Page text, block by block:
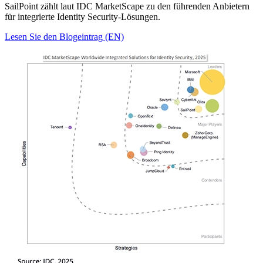
SailPoint zählt laut IDC MarketScape zu den führenden Anbietern
für integrierte Identity Security‑Lösungen.
Lesen Sie den Blogeintrag (EN)